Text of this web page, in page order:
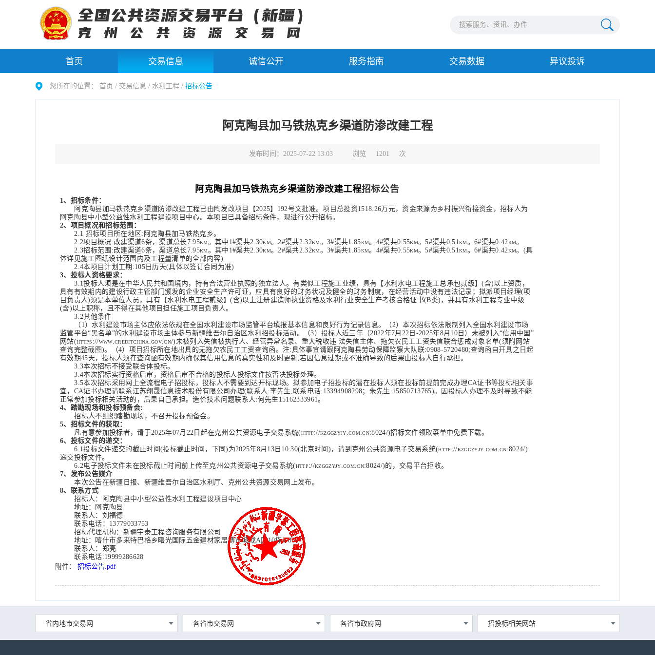
首页 交易信息 诚信公开 服务指南 交易数据 异议投诉
您所在的位置： 首页 / 交易信息 / 水利工程 / 招标公告
阿克陶县加马铁热克乡渠道防渗改建工程
发布时间：2025-07-22 13:03 浏览 1201 次
阿克陶县加马铁热克乡渠道防渗改建工程招标公告
1、招标条件：
阿克陶县加马铁热克乡渠道防渗改建工程已由陶发改项目【2025】 192号文批准。项目总投资1518.26万元，资金来源为乡村振兴衔接资金，招标人为
阿克陶县中小型公益性水利工程建设项目中心。本项目已具备招标条件，现进行公开招标。
2、项目概况和招标范围：
2.1 招标项目所在地区:阿克陶县加马铁热克乡。
2.2项目概况:改建渠道6条，渠道总长7.95km。其中 1#渠共2.30km。2#渠共2.32km。3#渠共1.85km。4#渠共0.55km。5#渠共0.51km。6#渠共0.42km。
2.3招标范围:改建渠道6条，渠道总长7.95km。其中 1#渠共2.30km。2#渠共2.32km。3#渠共1.85km。4#渠共0.55km。5#渠共0.51km。6#渠共0.42km。(具
体详见施工图纸设计范围内及工程量清单的全部内容)
2.4本项目计划工期:105 日历天(具体以签订合同为准)
3、投标人资格要求：
3.1投标人须是在中华人民共和国境内，持有合法营业执照的独立法人。有类似工程施工业绩，具有 【水利水电工程施工总承包贰级】(含)以上资质，
具有有效期内的建设行政主管部门颁发的企业安全生产许可证， 应具有良好的财务状况及健全的财务制度，在经营活动中没有违法记录 ；拟派项目经理(项
目负责人)须是本单位人员，具有【水利水电工程贰级】(含)以上注册建造师执业资格及水利行业安全生产考核合格证书(B类)，并具有水利工程专业中级
(含)以上职称，且不得在其他项目担任施工项目负责人。
3.2其他条件
（ 1）水利建设市场主体应依法依规在全国水利建设市场监管平台填报基本信息和良好行为记录信息。（2）本次招标依法限制列入全国水利建设市场
监管平台“黑名单”的水利建设市场主体参与新疆维吾尔自治区水利招投标活动。（3）投标人近三年（2022年7月 22 日 -2025年8月 10 日）未被列入“信用中国”
网站(https://www.creditchina.gov.cn/)未被列入失信被执行人、经营异常名录、重大税收违 法失信主体、拖欠农民工工资失信联合惩戒对象名单(须附网站
查询完整截图)。（4）项目招标所在地出具的无拖欠农民工工资查询函。注:具体事宜请跟阿克陶县劳动保障监察大队联:0908-5720480;查询函自开具之日起
有效期45天，投标人须在查询函有效期内确保其信用信息的真实性和及时更新,若因信息过期或不准确导致的后果由投标人自行承担。
3.3本次招标不接受联合体投标。
3.4本次招标实行资格后审，资格后审不合格的投标人投标文件按否决投标处理。
3.5本次招标采用网上全流程电子招投标，投标人不需要到达开标现场。拟参加电子招投标的潜在投标人须在投标前提前完成办理CA证书等投标相关事
宜，CA证书办理请联系江苏翔晟信息技术股份有限公司办理(联系人:李先生,联系电话:13394908298； 朱先生 :15850713765)。因投标人办理不及时导致不能
正常参加投标相关活动的，后果自己承担。造价技术问题联系人:何先生15162333961。
4、踏勘现场和投标预备会:
招标人不组织踏勘现场，不召开投标预备会。
5、招标文件的获取：
凡有意参加投标者，请于2025年07月 22 日起在克州公共资源电子交易系统(http://kzggzyjy.com.cn:8024/)招标文件领取菜单中免费下载。
6、投标文件的递交：
6.1投标文件递交的截止时间(投标截止时间，下同)为2025年8月 13 日 10:30(北京时间)，请到克州公共资源电子交易系统(http://kzggzyjy.com.cn:8024/)
递交投标文件。
6.2电子投标文件未在投标截止时间前上传至克州公共资源电子交易系统(http://kzggzyjy.com.cn:8024/)的，交易平台拒收。
7、发布公告媒介
本次公告在新疆 日报、 新疆维吾尔自治区水利厅、 克州公共资源交易网上发布。
8、联系方式
招标人：阿克陶县中小型公益性水利工程建设项目中心
地址：阿克陶县
联系人：刘福德
联系电话： 13779033753
招标代理机构： 新疆宇泰工程咨询服务有限公司
地址：
喀什市多来特巴格乡曙光国际五金建材家居博览城成A区10栋4-839
联系人： 郑亮
联系电话:19999286628
附件： 招标公告.pdf
省内地市交易网 各省市交易网 各省市政府网 招投标相关网站